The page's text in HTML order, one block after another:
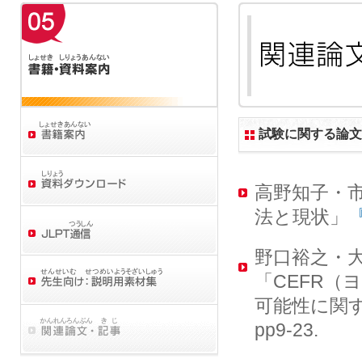
試験に関する論
高野知子・
法と現状」
野口裕之・
「CEFR（
可能性に関
pp9-23.